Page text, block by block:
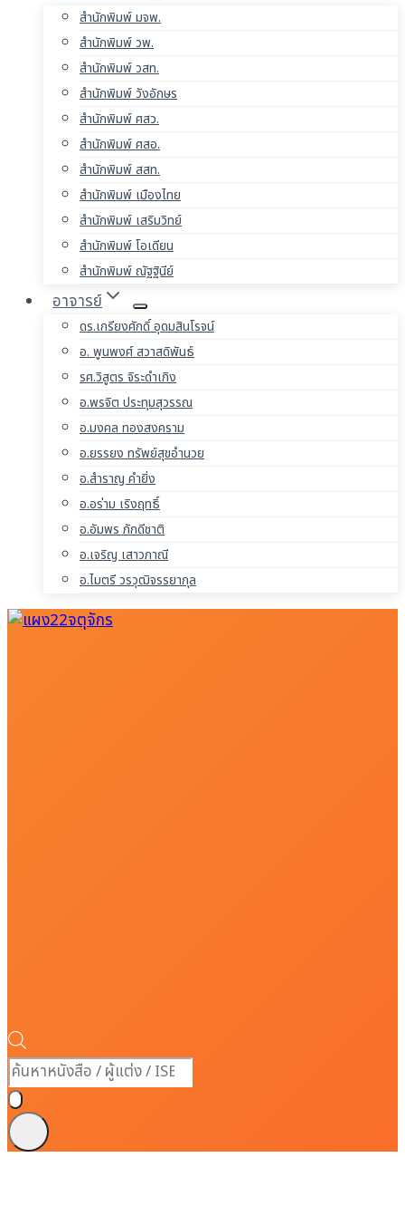
สำนักพิมพ์ มจพ.
สำนักพิมพ์ วพ.
สำนักพิมพ์ วสท.
สำนักพิมพ์ วังอักษร
สำนักพิมพ์ ศสว.
สำนักพิมพ์ ศสอ.
สำนักพิมพ์ สสท.
สำนักพิมพ์ เมืองไทย
สำนักพิมพ์ เสริมวิทย์
สำนักพิมพ์ โอเดียน
สำนักพิมพ์ ณัฐฐินีย์
อาจารย์
ดร.เกรียงศักดิ์ อุดมสินโรจน์
อ. พูนพงศ์ สวาสดิพันธ์
รศ.วิสูตร จิระดำเกิง
อ.พรจิต ประทุมสุวรรณ
อ.มงคล ทองสงคราม
อ.ยรรยง ทรัพย์สุขอำนวย
อ.สำราญ คำยิ่ง
อ.อร่าม เริงฤทธิ์
อ.อัมพร ภักดีชาติ
อ.เจริญ เสาวภาณี
อ.ไมตรี วรวุฒิจรรยากุล
Products
search